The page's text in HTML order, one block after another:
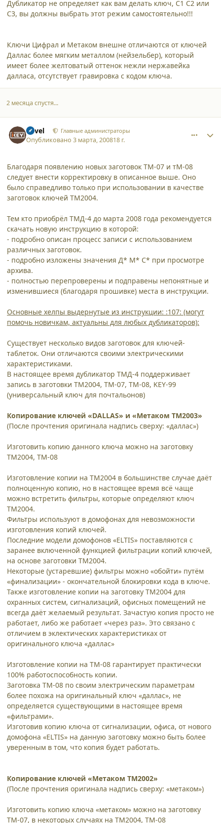
Дубликатор не определяет как вам делать ключ, С1 С2 или
С3, вы должны выбрать этот режим самостоятельно!!!
Ключи Цифрал и Метаком внешне отличаются от ключей
Даллас более мягким металлом (нейзельбер), который
имеет более желтоватый оттенок нежли нержавейка
далласа, отсутствует гравировка с кодом ключа.
2 месяца спустя...
Pavel Главные администраторы
Опубликовано3 марта, 200818 г.
Благодаря появлению новых заготовок ТМ-07 и тМ-08
следует внести корректировку в описанное выше. Оно
было справедливо только при использовании в качестве
заготовок ключей ТМ2004.
Тем кто приобрёл ТМД-4 до марта 2008 года рекомендуется
скачать новую инструкцию в которой:
- подробно описан процесс записи с использованием
различных заготовок.
- подробно изложены значения Д* М* С* при просмотре
архива.
- полностью перепроверены и подправены непонятные и
изменившиеся (благодаря прошивке) места в инструкции.
Основные хелпы выдернутые из инструкции: :107: (могут
помочь новичкам, актуальны для любых дубликаторов):
Существует несколько видов заготовок для ключей-
таблеток. Они отличаются своими электрическими
характеристиками.
В настоящее время дубликатор ТМД-4 поддерживает
запись в заготовки ТМ2004, ТМ-07, ТМ-08, KEY-99
(универсальный ключ для почтальонов)
Копирование ключей «DALLAS» и «Метаком ТМ2003»
(После прочтения оригинала надпись сверху: «даллас»)
Изготовить копию данного ключа можно на заготовку
ТМ2004, ТМ-08
Изготовление копии на ТМ2004 в большинстве случае даёт
полноценную копию, но в настоящее время всё чаще
можно встретить фильтры, которые определяют ключ
ТМ2004.
Фильтры используют в домофонах для невозможности
изготовления копий ключей.
Последние модели домофонов «ELTIS» поставляются с
заранее включенной функцией фильтрации копий ключей,
на основе заготовки ТМ2004.
Некоторые (устаревшие) фильтры можно «обойти» путём
«финализации» - окончательной блокировки кода в ключе.
Также изготовление копии на заготовку ТМ2004 для
охранных систем, сигнализаций, офисных помещений не
всегда даёт желаемый результат. Зачастую копия просто не
работает, либо же работает «через раз». Это связано с
отличием в эклектических характеристиках от
оригинального ключа «даллас»
Изготовление копии на ТМ-08 гарантирует практически
100% работоспособность копии.
Заготовка ТМ-08 по своим электрическим параметрам
более похожа на оригинальный ключ «даллас», не
определяется существующими в настоящее время
«фильтрами».
Изготовив копию ключа от сигнализации, офиса, от нового
домофона «ELTIS» на данную заготовку можно быть более
уверенным в том, что копия будет работать.
Копирование ключей «Метаком ТМ2002»
(После прочтения оригинала надпись сверху: «метаком»)
Изготовить копию ключа «метаком» можно на заготовку
ТМ-07, в некоторых случаях на ТМ2004, ТМ-08